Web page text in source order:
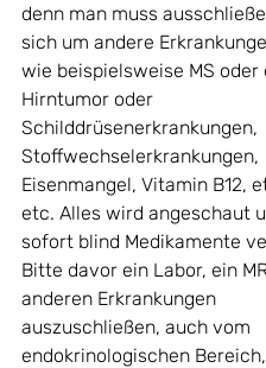
denn man muss
sich um andere
wie beispielsweise MS oder
Hirntumor oder
Schilddrüsenerkrankungen,
Stoffwechselerkrankungen,
Eisenmangel, Vitamin B12,
etc. Alles wird angeschaut
sofort blind Medikamente
Bitte davor ein Labor, ein
anderen Erkrankungen
auszuschließen, auch vom
endokrinologischen